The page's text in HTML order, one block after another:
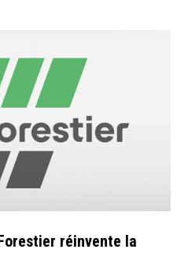
réinvente la